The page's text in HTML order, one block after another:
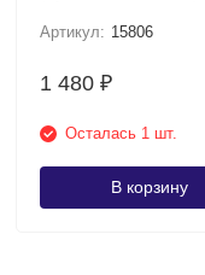
Артикул: 15806
1 480 ₽
Осталась 1 шт.
В корзину